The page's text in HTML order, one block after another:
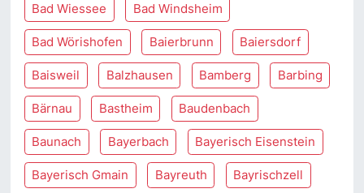
Bad Wiessee Bad Windsheim
Bad Wörishofen Baierbrunn Baiersdorf
Baisweil Balzhausen Bamberg Barbing
Bärnau Bastheim Baudenbach
Baunach Bayerbach Bayerisch Eisenstein
Bayerisch Gmain Bayreuth Bayrischzell